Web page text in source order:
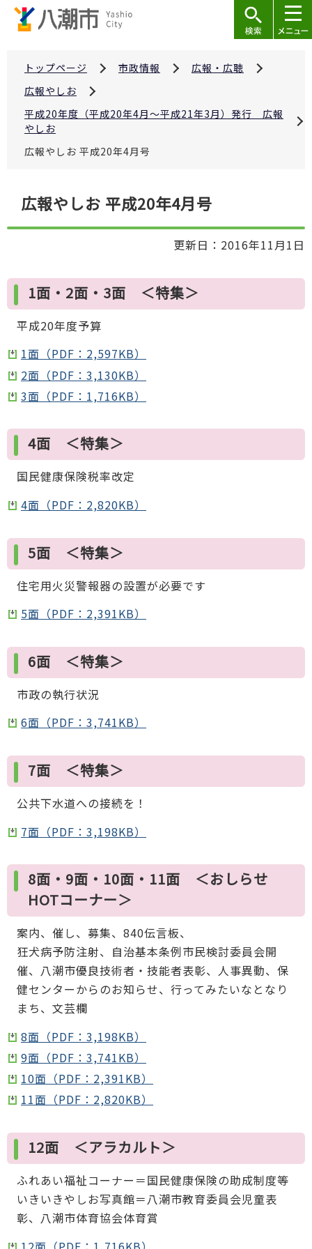
トップページ 市政情報
広報・広聴
広報やしお
平成20年度（平成20年4月～平成21年3月）発行 広報
やしお
広報やしお 平成20年4月号
こ
ら
広報やしお 平成20年4月号
更新日：2016年11月1日
1面・2面・3面 ＜特集＞
平成20年度予算
1面（PDF：2,597KB）
2面（PDF：3,130KB）
3面（PDF：1,716KB）
4面 ＜特集＞
国民健康保険税率改定
4面（PDF：2,820KB）
5面 ＜特集＞
住宅用火災警報器の設置が必要です
5面（PDF：2,391KB）
6面 ＜特集＞
市政の執行状況
6面（PDF：3,741KB）
7面 ＜特集＞
公共下水道への接続を！
7面（PDF：3,198KB）
8面・9面・10面・11面 ＜おしらせ
HOTコーナー＞
案内、催し、募集、840伝言板、
狂犬病予防注射、自治基本条例市民検討委員会開
催、八潮市優良技術者・技能者表彰、人事異動、保
健センターからのお知らせ、行ってみたいなとなり
まち、文芸欄
8面（PDF：3,198KB）
9面（PDF：3,741KB）
10面（PDF：2,391KB）
11面（PDF：2,820KB）
12面 ＜アラカルト＞
ふれあい福祉コーナー＝国民健康保険の助成制度等
いきいきやしお写真館＝八潮市教育委員会児童表
彰、八潮市体育協会体育賞